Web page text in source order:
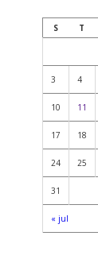
S
T
« jul
3 4
10 11
17 18
24 25
31